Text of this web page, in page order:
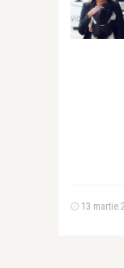
13 martie